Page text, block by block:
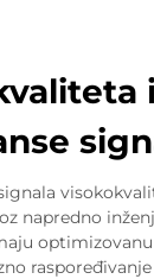
i
napredno